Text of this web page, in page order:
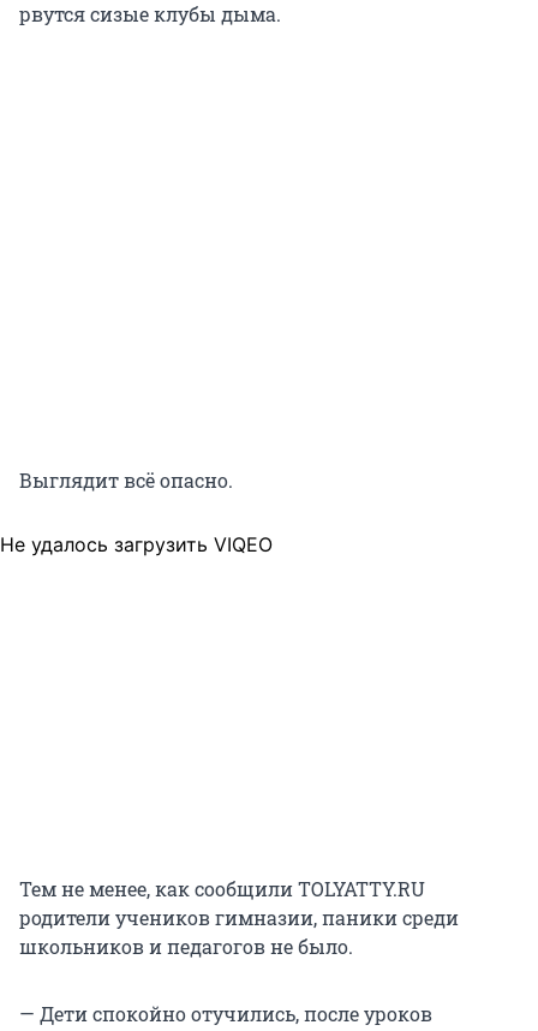
рвутся сизые клубы дыма.
Выглядит всё опасно.
Не удалось загрузить VIQEO
Тем не менее, как сообщили TOLYATTY.RU
родители учеников гимназии, паники среди
школьников и педагогов не было.
— Дети спокойно отучились, после уроков